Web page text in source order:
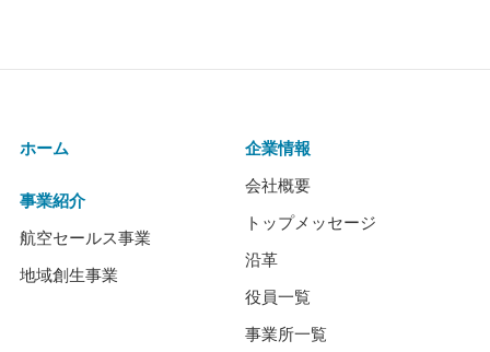
ホーム
事業紹介
航空セールス事業
地域創生事業
企業情報
会社概要
トップメッセージ
沿革
役員一覧
事業所一覧